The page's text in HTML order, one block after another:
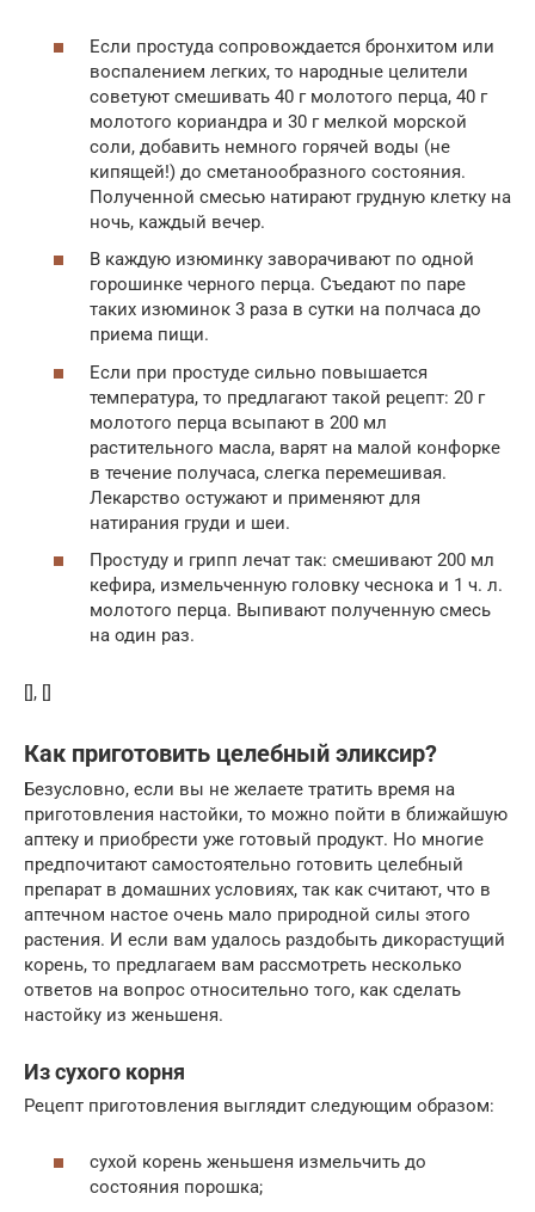
Если простуда сопровождается бронхитом или
воспалением легких, то народные целители
советуют смешивать 40 г молотого перца, 40 г
молотого кориандра и 30 г мелкой морской
соли, добавить немного горячей воды (не
кипящей!) до сметанообразного состояния.
Полученной смесью натирают грудную клетку на
ночь, каждый вечер.
В каждую изюминку заворачивают по одной
горошинке черного перца. Съедают по паре
таких изюминок 3 раза в сутки на полчаса до
приема пищи.
Если при простуде сильно повышается
температура, то предлагают такой рецепт: 20 г
молотого перца всыпают в 200 мл
растительного масла, варят на малой конфорке
в течение получаса, слегка перемешивая.
Лекарство остужают и применяют для
натирания груди и шеи.
Простуду и грипп лечат так: смешивают 200 мл
кефира, измельченную головку чеснока и 1 ч. л.
молотого перца. Выпивают полученную смесь
на один раз.
[], []
Как приготовить целебный эликсир?
Безусловно, если вы не желаете тратить время на
приготовления настойки, то можно пойти в ближайшую
аптеку и приобрести уже готовый продукт. Но многие
предпочитают самостоятельно готовить целебный
препарат в домашних условиях, так как считают, что в
аптечном настое очень мало природной силы этого
растения. И если вам удалось раздобыть дикорастущий
корень, то предлагаем вам рассмотреть несколько
ответов на вопрос относительно того, как сделать
настойку из женьшеня.
Из сухого корня
Рецепт приготовления выглядит следующим образом:
сухой корень женьшеня измельчить до
состояния порошка;